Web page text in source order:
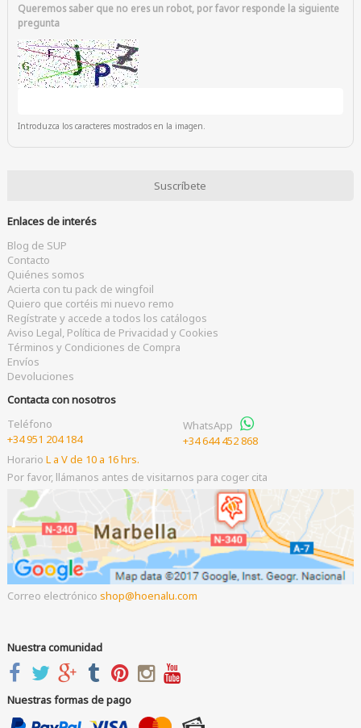
Queremos saber que no eres un robot, por favor responde la siguiente
pregunta
Introduzca los caracteres mostrados en la imagen.
Enlaces de interés
Blog de SUP
Contacto
Quiénes somos
Acierta con tu pack de wingfoil
Quiero que cortéis mi nuevo remo
Regístrate y accede a todos los catálogos
Aviso Legal, Política de Privacidad y Cookies
Términos y Condiciones de Compra
Envíos
Devoluciones
Contacta con nosotros
Teléfono
+34 951 204 184
WhatsApp
+34 644 452 868
Horario L a V de 10 a 16 hrs.
Por favor, llámanos antes de visitarnos para coger cita
Correo electrónico shop hoenalu.com
Nuestra comunidad
Nuestras formas de pago